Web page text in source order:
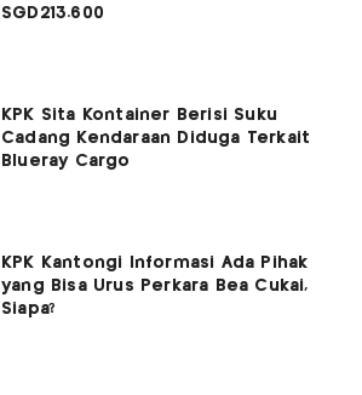
SGD213.600
KPK Sita Kontainer Berisi Suku
Cadang Kendaraan Diduga Terkait
Blueray Cargo
KPK Kantongi Informasi Ada Pihak
yang Bisa Urus Perkara Bea Cukai,
Siapa?